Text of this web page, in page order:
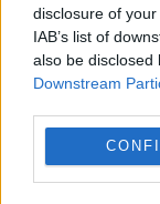
disclosure of
IAB’s list of
also be disclosed
Downstream